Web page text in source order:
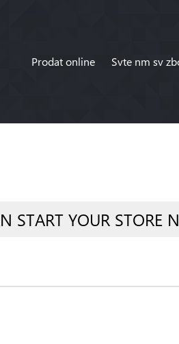
Prodat online Svte nm sv
START YOUR STORE